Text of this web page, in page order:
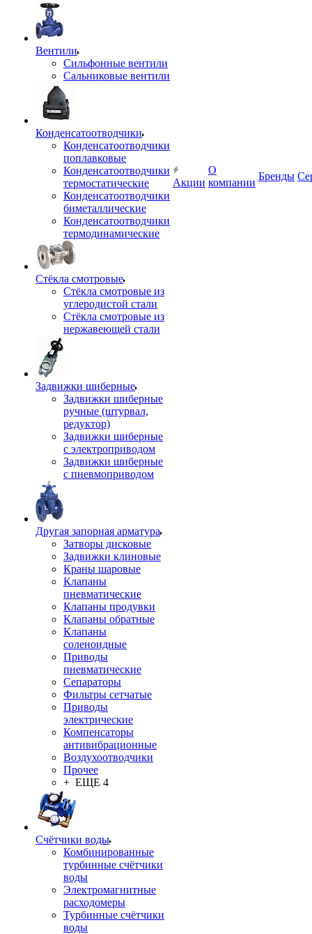
Вентили
Сильфонные вентили
Сальниковые вентили
Конденсатоотводчики
Конденсатоотводчики
поплавковые
Конденсатоотводчики
термостатические
Конденсатоотводчики
биметаллические
Конденсатоотводчики
термодинамические
Стёкла смотровые
Стёкла смотровые из
углеродистой стали
Стёкла смотровые из
нержавеющей стали
Задвижки шиберные
Задвижки шиберные
ручные (штурвал,
редуктор)
Задвижки шиберные
с электроприводом
Задвижки шиберные
с пневмоприводом
Другая запорная арматура
Затворы дисковые
Задвижки клиновые
Краны шаровые
Клапаны
пневматические
Клапаны продувки
Клапаны обратные
Клапаны
соленоидные
Приводы
пневматические
Сепараторы
Фильтры сетчатые
Приводы
электрические
Компенсаторы
антивибрационные
Воздухоотводчики
Прочее
+ ЕЩЕ 4
Счётчики воды
Комбинированные
турбинные счётчики
воды
Электромагнитные
расходомеры
Турбинные счётчики
воды
Акции
О
компании
Бренды